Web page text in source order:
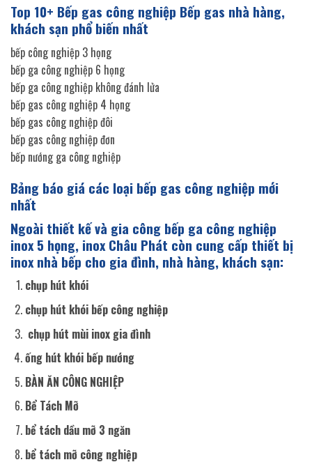
Top 10+ Bếp gas công nghiệp Bếp gas nhà hàng,
khách sạn phổ biến nhất
bếp công nghiệp 3 họng
bếp ga công nghiệp 6 họng
bếp ga công nghiệp không đánh lửa
bếp gas công nghiệp 4 họng
bếp gas công nghiệp đôi
bếp gas công nghiệp đơn
bếp nướng ga công nghiệp
Bảng báo giá các loại bếp gas công nghiệp mới
nhất
Ngoài thiết kế và gia công bếp ga công nghiệp
inox 5 họng, inox Châu Phát còn cung cấp thiết bị
inox nhà bếp cho gia đình, nhà hàng, khách sạn:
chụp hút khói
chụp hút khói bếp công nghiệp
chụp hút mùi inox gia đình
ống hút khói bếp nướng
BÀN ĂN CÔNG NGHIỆP
Bể Tách Mỡ
bể tách dầu mỡ 3 ngăn
bể tách mỡ công nghiệp